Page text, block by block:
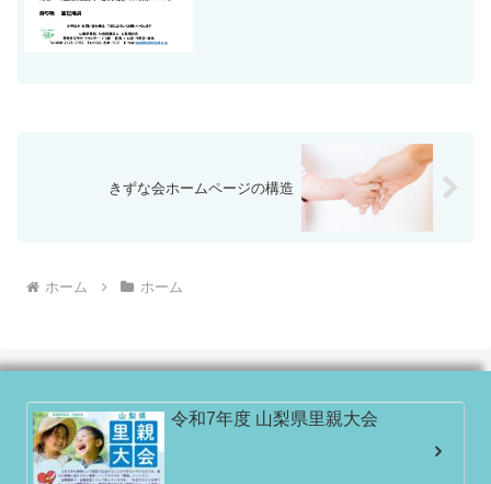
きずな会ホームページの構造
ホーム ホーム
令和7年度 山梨県里親大会